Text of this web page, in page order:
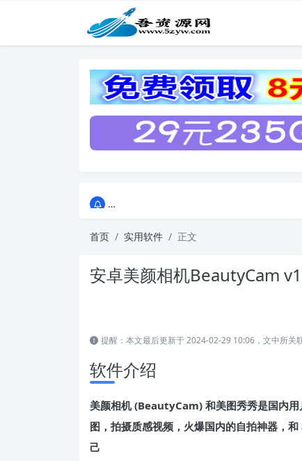
首页 实用软件 正文
安卓美颜相机BeautyCam
提醒：本文最后更新于 2024-02-29 10:06，文中所关
软件介绍
美颜相机 (BeautyCam) 和美图秀秀是国内
图，拍摄质感视频，火爆国内的自拍神器，
己